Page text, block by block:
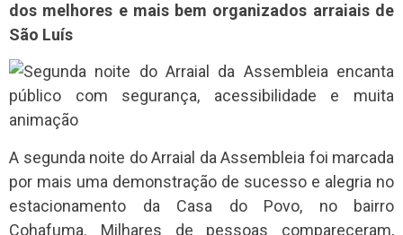
dos melhores e mais bem organizados arraiais de
São Luís
A segunda noite do Arraial da Assembleia foi marcada
por mais uma demonstração de sucesso e alegria no
estacionamento da Casa do Povo, no bairro
Cohafuma. Milhares de pessoas compareceram,